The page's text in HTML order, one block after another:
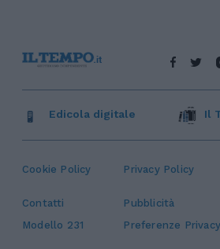
Cookie Policy Privacy Policy
Contatti Pubblicità
Modello 231
Preferenze Privacy
Edicola digitale Il